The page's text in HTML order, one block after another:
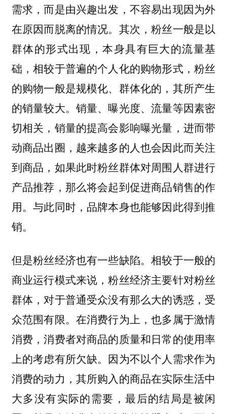
需求，而是由兴趣出发，不容易出现因为外
在原因而脱离的情况。其次，粉丝一般是以
群体的形式出现，本身具有巨大的流量基
础，相较于普遍的个人化的购物形式，粉丝
的购物一般是规模化、群体化的，其所产生
的销量较大。销量、曝光度、流量等因素密
切相关，销量的提高会影响曝光量，进而带
动商品出圈，越来越多的人也会因此而关注
到商品，如果此时粉丝群体对周围人群进行
产品推荐，那么将会起到促进商品销售的作
用。与此同时，品牌本身也能够因此得到推
销。
但是粉丝经济也有一些缺陷。相较于一般的
商业运行模式来说，粉丝经济主要针对粉丝
群体，对于普通受众没有那么大的诱惑，受
众范围有限。在消费行为上，也多属于激情
消费，消费者对商品的质量和日常的使用率
上的考虑有所欠缺。因为不以个人需求作为
消费的动力，其所购入的商品在实际生活中
大多没有实际的需要，最后的结局是被闲